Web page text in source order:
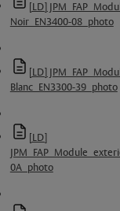
[LD]
Noir_EN3400-08_photo
[LD]
Blanc_EN3300-39_photo
[LD]
0A_photo